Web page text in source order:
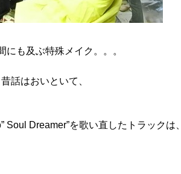
にも及ぶ特殊メイク。。。
話はおいといて、
Soul Dreamer”を歌い直したトラックは、